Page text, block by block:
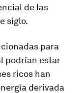
de las
siglo.
para
podrían estar
ricos han
derivada